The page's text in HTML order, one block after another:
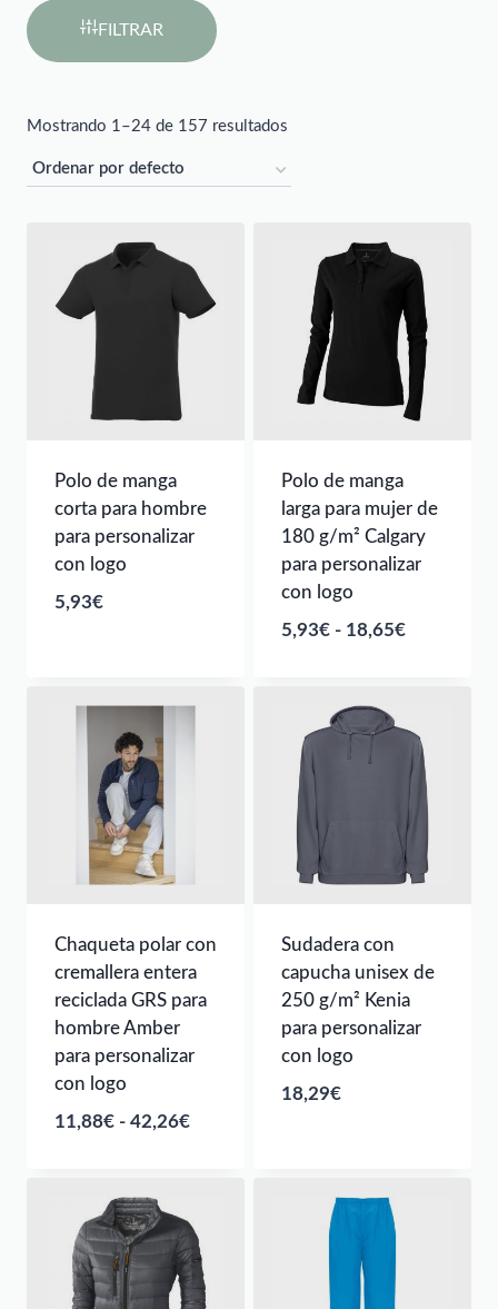
FILTRAR
Mostrando 1–24 de 157 resultados
Polo de manga
corta para hombre
para personalizar
con logo
5,93€
Polo de manga
larga para mujer de
180 g/m² Calgary
para personalizar
con logo
5,93€ - 18,65€Rango
5,93€
hasta
18,65€
Chaqueta polar con
cremallera entera
reciclada GRS para
hombre Amber
para personalizar
con logo
11,88€ - 42,26€Rango
11,88€
hasta
42,26€
Sudadera con
capucha unisex de
250 g/m² Kenia
para personalizar
con logo
18,29€